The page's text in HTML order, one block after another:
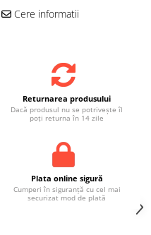
Cere informatii
Returnarea produsului
Dacă produsul nu se potrivește îl
poți returna în 14 zile
Plata online sigură
Cumperi în siguranță cu cel mai
securizat mod de plată